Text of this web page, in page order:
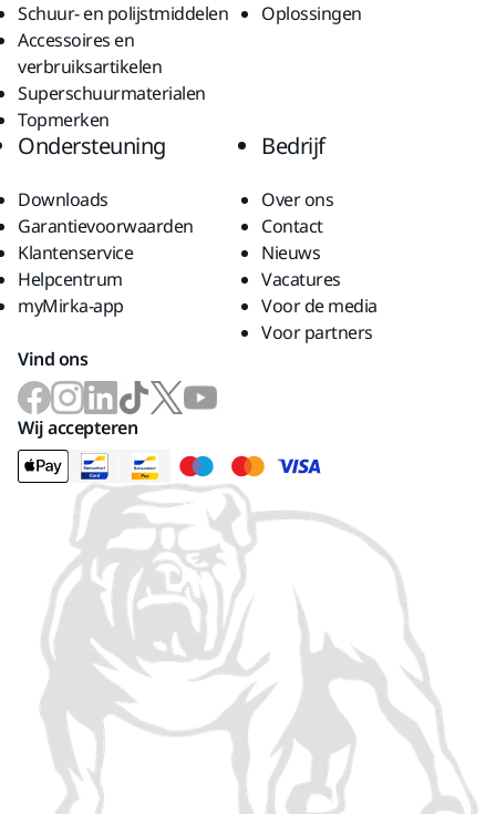
Schuur- en polijstmiddelen
Accessoires en
verbruiksartikelen
Superschuurmaterialen
Topmerken
Oplossingen
Ondersteuning
Downloads
Garantievoorwaarden
Klantenservice
Helpcentrum
myMirka-app
Bedrijf
Over ons
Contact
Nieuws
Vacatures
Voor de media
Voor partners
Vind ons
Wij accepteren